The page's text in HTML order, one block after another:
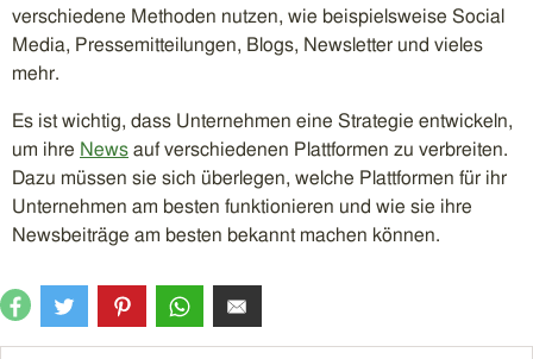
verschiedene Methoden nutzen, wie beispielsweise Social
Media, Pressemitteilungen, Blogs, Newsletter und vieles
mehr.
Es ist wichtig, dass Unternehmen eine Strategie entwickeln,
um ihre News auf verschiedenen Plattformen zu verbreiten.
Dazu müssen sie sich überlegen, welche Plattformen für ihr
Unternehmen am besten funktionieren und wie sie ihre
Newsbeiträge am besten bekannt machen können.